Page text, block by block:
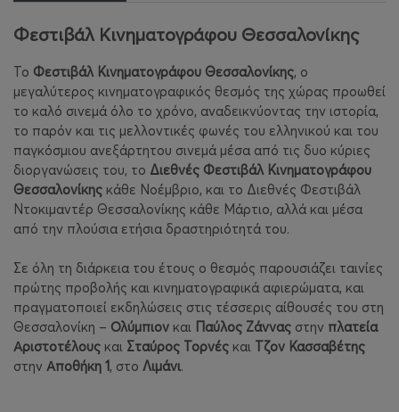
Φεστιβάλ Κινηματογράφου Θεσσαλονίκης
Το Φεστιβάλ Κινηματογράφου Θεσσαλονίκης, ο
μεγαλύτερος κινηματογραφικός θεσμός της χώρας προωθεί
το καλό σινεμά όλο το χρόνο, αναδεικνύοντας την ιστορία,
το παρόν και τις μελλοντικές φωνές του ελληνικού και του
παγκόσμιου ανεξάρτητου σινεμά μέσα από τις δυο κύριες
διοργανώσεις του, το Διεθνές Φεστιβάλ Κινηματογράφου
Θεσσαλονίκης κάθε Νοέμβριο, και το Διεθνές Φεστιβάλ
Ντοκιμαντέρ Θεσσαλονίκης κάθε Μάρτιο, αλλά και μέσα
από την πλούσια ετήσια δραστηριότητά του.
Σε όλη τη διάρκεια του έτους ο θεσμός παρουσιάζει ταινίες
πρώτης προβολής και κινηματογραφικά αφιερώματα, και
πραγματοποιεί εκδηλώσεις στις τέσσερις αίθουσές του στη
Θεσσαλονίκη – Ολύμπιον και Παύλος Ζάννας στην πλατεία
Αριστοτέλους και Σταύρος Τορνές και Τζον Κασσαβέτης
στην Αποθήκη 1, στο Λιμάνι.